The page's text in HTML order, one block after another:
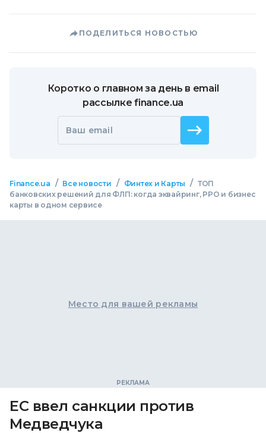
ПОДЕЛИТЬСЯ НОВОСТЬЮ
Коротко о главном за день в email
рассылке finance.ua
Ваш email
Finance.ua / Все новости / Финтех и Карты / ТОП
банковских решений для ФЛП: когда эквайринг, РРО и бизнес
карты в одном сервисе
Место для вашей рекламы
ЕС ввел санкции против
Медведчука